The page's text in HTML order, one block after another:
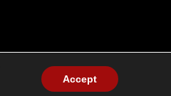
Accept